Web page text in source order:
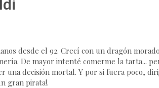
desde el 92. Crecí con un dragón
De mayor intenté comerme la tarta...
una decisión mortal. Y por si fuera poco,
gran pirata!.